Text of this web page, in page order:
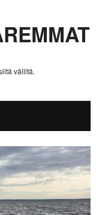
väliltä.